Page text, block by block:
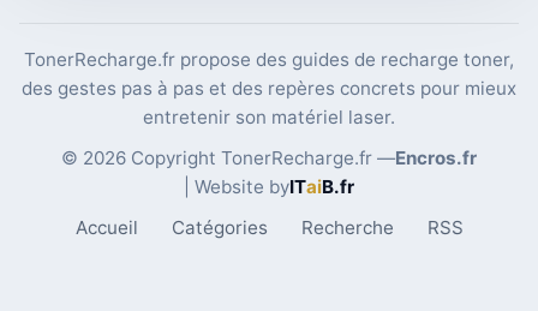
TonerRecharge.fr propose des guides de recharge toner,
des gestes pas à pas et des repères concrets pour mieux
entretenir son matériel laser.
© 2026 Copyright TonerRecharge.fr —Encros.fr
| Website byITaiB.fr
Accueil
Catégories Recherche RSS